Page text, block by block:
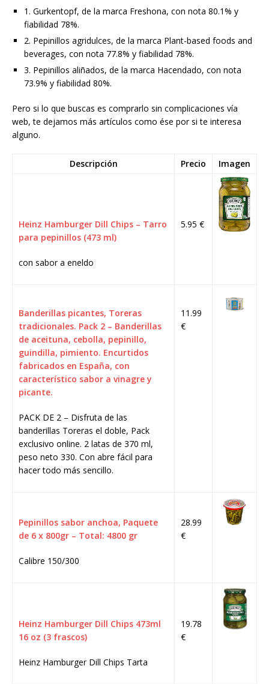
1. Gurkentopf, de la marca Freshona, con nota 80.1% y
fiabilidad 78%.
2. Pepinillos agridulces, de la marca Plant-based foods and
beverages, con nota 77.8% y fiabilidad 78%.
3. Pepinillos aliñados, de la marca Hacendado, con nota
73.9% y fiabilidad 80%.
Pero si lo que buscas es comprarlo sin complicaciones vía
web, te dejamos más artículos como ése por si te interesa
alguno.
Descripción Precio Imagen
Heinz Hamburger Dill Chips – Tarro
para pepinillos (473 ml)
con sabor a eneldo
5.95 €
Banderillas picantes, Toreras
tradicionales. Pack 2 – Banderillas
de aceituna, cebolla, pepinillo,
guindilla, pimiento. Encurtidos
fabricados en España, con
característico sabor a vinagre y
picante.
PACK DE 2 – Disfruta de las
banderillas Toreras el doble, Pack
exclusivo online. 2 latas de 370 ml,
peso neto 330. Con abre fácil para
hacer todo más sencillo.
11.99
€
Pepinillos sabor anchoa, Paquete
de 6 x 800gr – Total: 4800 gr
Calibre 150/300
28.99
€
Heinz Hamburger Dill Chips 473ml
16 oz (3 frascos)
Heinz Hamburger Dill Chips Tarta
19.78
€